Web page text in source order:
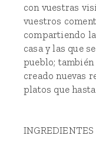
con vuestras
vuestros
compartiendo
casa y las que
pueblo;
creado nuevas
platos que
INGREDIENTES